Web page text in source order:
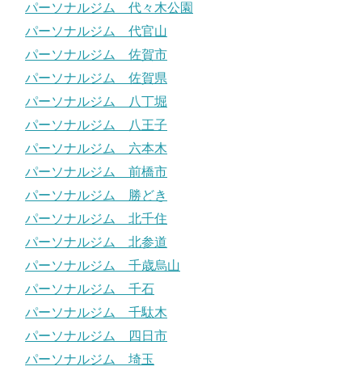
パーソナルジム 代々木公園
パーソナルジム 代官山
パーソナルジム 佐賀市
パーソナルジム 佐賀県
パーソナルジム 八丁堀
パーソナルジム 八王子
パーソナルジム 六本木
パーソナルジム 前橋市
パーソナルジム 勝どき
パーソナルジム 北千住
パーソナルジム 北参道
パーソナルジム 千歳烏山
パーソナルジム 千石
パーソナルジム 千駄木
パーソナルジム 四日市
パーソナルジム 埼玉